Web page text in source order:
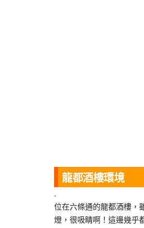
龍都酒樓環境
.
位在六條通的龍都酒樓，
燈，很吸睛啊！這邊幾乎